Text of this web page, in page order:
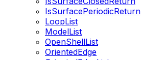
IsSurfacePeriodicReturn
LoopList
ModelList
OpenShellList
OrientedEdge